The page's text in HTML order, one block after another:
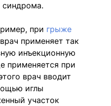
синдрома.
при грыже
применяет так
инъекционную
применяется при
врач вводит
иглы
участок